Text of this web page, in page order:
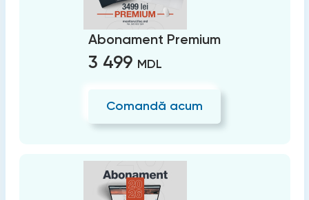
Abonament Premium
3 499 MDL
Comandă acum